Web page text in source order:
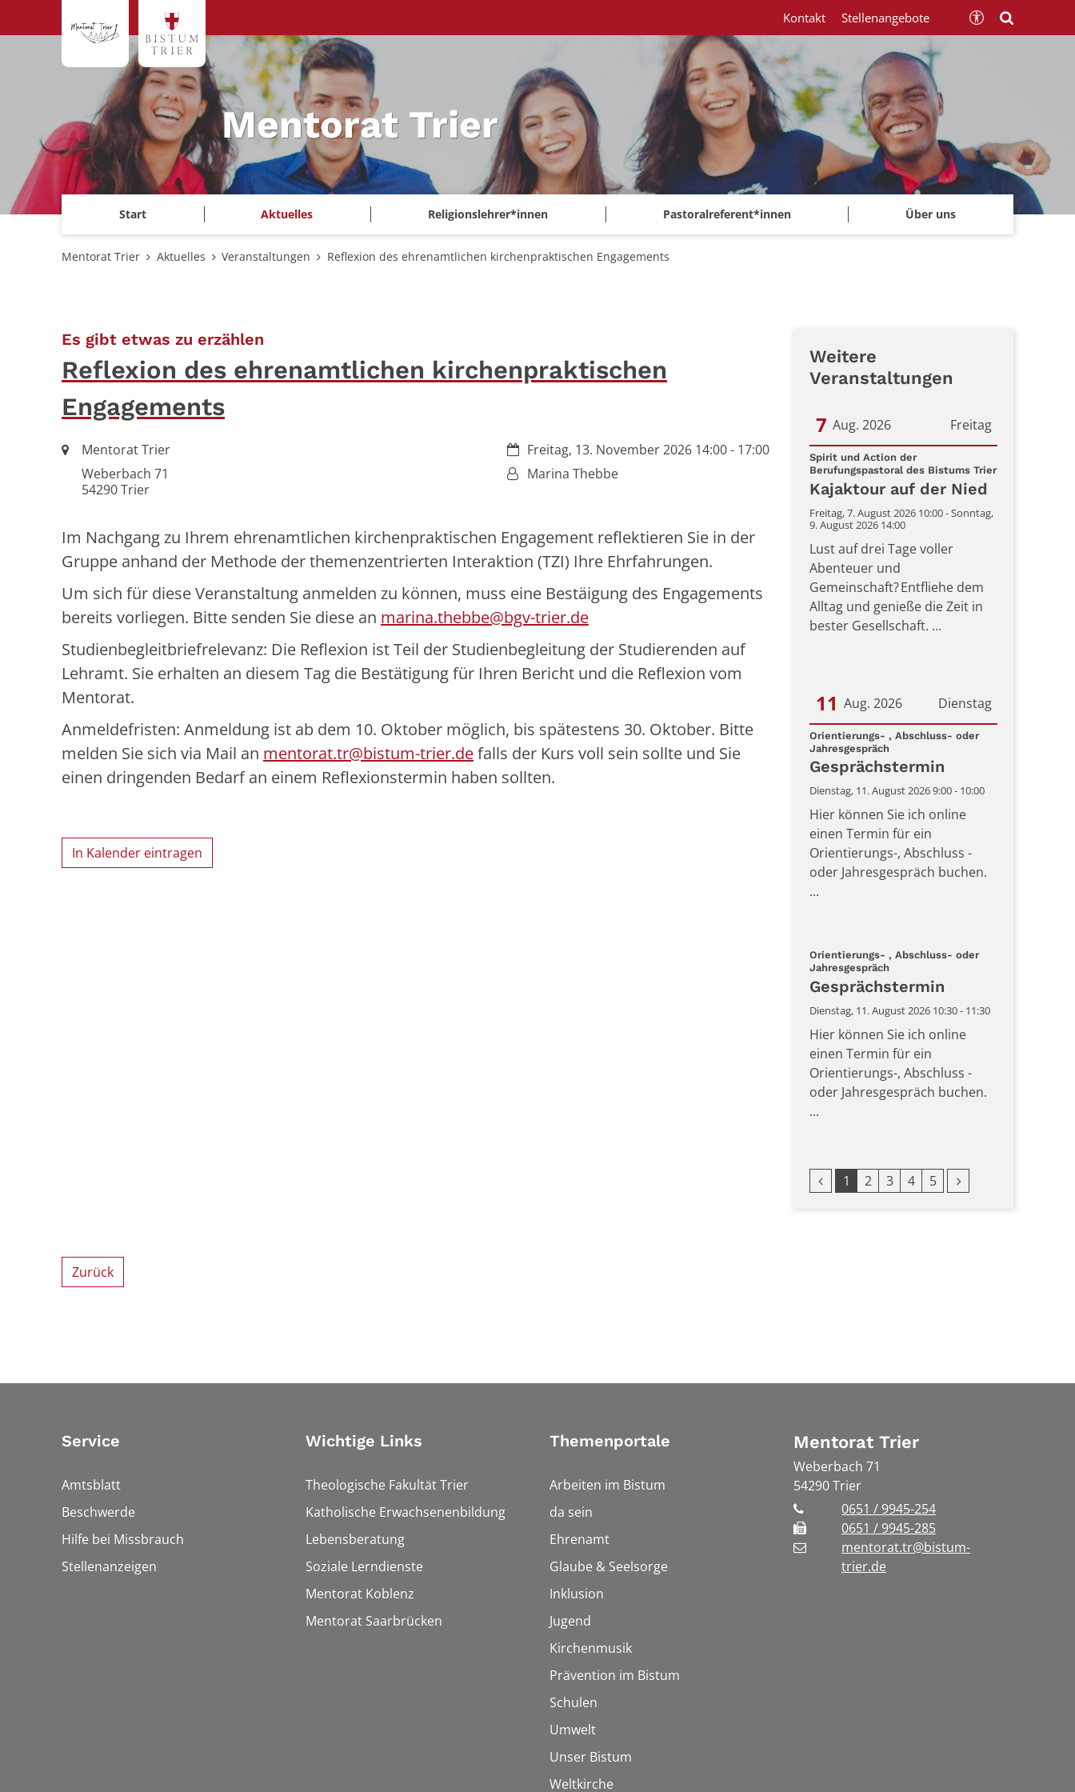
Mentorat Trier
Start Aktuelles Religionslehrer*innen Pastoralreferent*innen Über uns
Kontakt Stellenangebote
Mentorat Trier Aktuelles Veranstaltungen Reflexion des ehrenamtlichen kirchenpraktischen Engagements
Es gibt etwas zu erzählen
Reflexion des ehrenamtlichen kirchenpraktischen
Engagements
Datum:Freitag, 13. November 2026 14:00 - 17:00
Von:Marina Thebbe
Ort:Mentorat Trier
Weberbach 71
54290Trier
Im Nachgang zu Ihrem ehrenamtlichen kirchenpraktischen Engagement reflektieren Sie in der
Gruppe anhand der Methode der themenzentrierten Interaktion (TZI) Ihre Ehrfahrungen.
Um sich für diese Veranstaltung anmelden zu können, muss eine Bestäigung des Engagements
bereits vorliegen. Bitte senden Sie diese an marina.thebbe@bgv-trier.de
Studienbegleitbriefrelevanz: Die Reflexion ist Teil der Studienbegleitung der Studierenden auf
Lehramt. Sie erhalten an diesem Tag die Bestätigung für Ihren Bericht und die Reflexion vom
Mentorat.
Anmeldefristen: Anmeldung ist ab dem 10. Oktober möglich, bis spätestens 30. Oktober. Bitte
melden Sie sich via Mail an mentorat.tr@bistum-trier.defalls der Kurs voll sein sollte und Sie
einen dringenden Bedarf an einem Reflexionstermin haben sollten.
In Kalender eintragen
Weitere
Veranstaltungen
Freitag
7 Aug. 2026
Datum: 7. August 2026
Spirit und Action der
Berufungspastoral des Bistums Trier:
Kajaktour auf der Nied
Freitag, 7. August 2026 10:00 - Sonntag,
9. August 2026 14:00
Lust auf drei Tage voller
Abenteuer und
Gemeinschaft? Entfliehe dem
Alltag und genieße die Zeit in
bester Gesellschaft. ...
Dienstag
11 Aug. 2026
Datum: 11. August 2026
Orientierungs- , Abschluss- oder
Jahresgespräch:
Gesprächstermin
Dienstag, 11. August 2026 9:00 - 10:00
Hier können Sie ich online
einen Termin für ein
Orientierungs-, Abschluss -
oder Jahresgespräch buchen.
...
Orientierungs- , Abschluss- oder
Jahresgespräch:
Gesprächstermin
Dienstag, 11. August 2026 10:30 - 11:30
Hier können Sie ich online
einen Termin für ein
Orientierungs-, Abschluss -
oder Jahresgespräch buchen.
...
Vorherige Seite
1 2 3 4 5 Nächste Seite
Zurück
Service
Amtsblatt
Beschwerde
Hilfe bei Missbrauch
Stellenanzeigen
Wichtige Links
Theologische Fakultät Trier
Katholische Erwachsenenbildung
Lebensberatung
Soziale Lerndienste
Mentorat Koblenz
Mentorat Saarbrücken
Themenportale
Arbeiten im Bistum
da sein
Ehrenamt
Glaube & Seelsorge
Inklusion
Jugend
Kirchenmusik
Prävention im Bistum
Schulen
Umwelt
Unser Bistum
Weltkirche
Mentorat Trier
Weberbach 71
54290Trier
0651 / 9945-254
0651 / 9945-285
mentorat.tr@bistum-
trier.de